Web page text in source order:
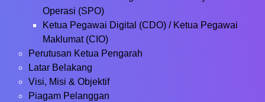
Operasi (SPO)
Ketua Pegawai Digital (CDO) / Ketua Pegawai
Maklumat (CIO)
Perutusan Ketua Pengarah
Latar Belakang
Visi, Misi & Objektif
Piagam Pelanggan